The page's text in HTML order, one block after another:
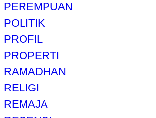
PEREMPUAN
POLITIK
PROFIL
PROPERTI
RAMADHAN
RELIGI
REMAJA